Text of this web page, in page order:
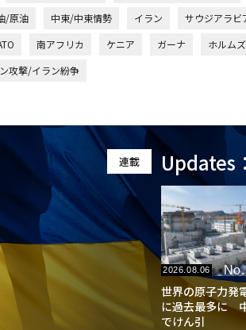
/原油 中東/中東情勢 イラン サウジアラビ
南アフリカ ケニア ガーナ ホルム
攻撃/イラン紛争
連載 Updates
2026.08.06 No.
世界の原子力発
に過去最多に
でけん引